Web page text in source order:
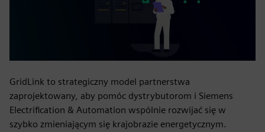
GridLink to strategiczny model partnerstwa
zaprojektowany, aby pomóc dystrybutorom i Siemens
Electrification & Automation wspólnie rozwijać się w
szybko zmieniającym się krajobrazie energetycznym.